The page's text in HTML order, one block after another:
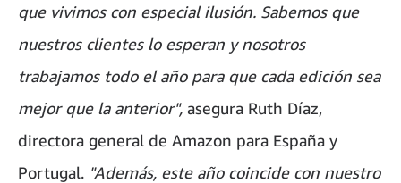
que vivimos con especial ilusión. Sabemos que
nuestros clientes lo esperan y nosotros
trabajamos todo el año para que cada edición sea
mejor que la anterior", asegura Ruth Díaz,
directora general de Amazon para España y
Portugal. "Además, este año coincide con nuestro